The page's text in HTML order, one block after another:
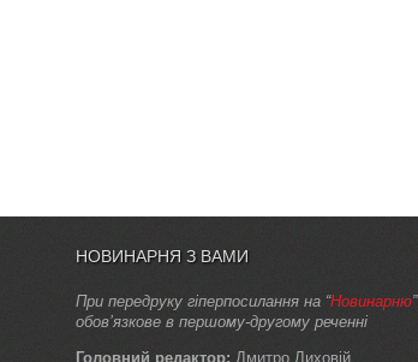
НОВИНАРНЯ З ВАМИ
При передруку гіперпосилання на “Новинарню”
обов’язкове в першому-другому реченні
Головний редактор: Дмитро Лиховій